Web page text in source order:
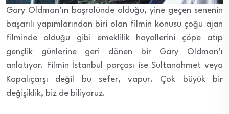
Gary Oldman’ın başrolünde olduğu, yine geçen senenin
başarılı yapımlarından biri olan filmin konusu çoğu ajan
filminde olduğu gibi emeklilik hayallerini çöpe atıp
gençlik günlerine geri dönen bir Gary Oldman’ı
anlatıyor. Filmin İstanbul parçası ise Sultanahmet veya
Kapalıçarşı değil bu sefer, vapur. Çok büyük bir
değişiklik, biz de biliyoruz.